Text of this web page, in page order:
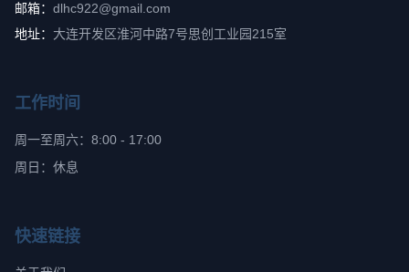
邮箱： dlhc922@gmail.com
地址： 大连开发区淮河中路7号思创工业园215室
工作时间
周一至周六：8:00 - 17:00
周日：休息
快速链接